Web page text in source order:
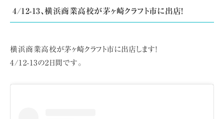
4/12-13、横浜商業高校が茅ヶ崎クラフト市に出店!
横浜商業高校が茅ヶ崎クラフト市に出店します!
4/12-13の2日間です。